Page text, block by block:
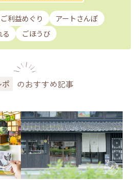
ご利益めぐり
アートさんぽ
る ごほうび
のおすすめ記事